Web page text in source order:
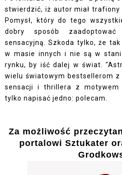
stwierdzić, iż autor miał trafiony
Pomysł, który do tego
dobry sposób
sensacyjną. Szkoda tylko, że
w masie innych i nie są w
rynku, by iść dalej w świat.
wielu światowym bestsellerom
sensacji i thrillera z motywem
tylko napisać jedno: polecam.
Za możliwość
portalowi Sztukater